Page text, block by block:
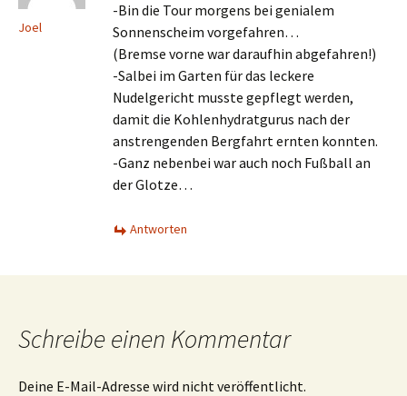
Joel
-Bin die Tour morgens bei genialem
Sonnenscheim vorgefahren…
(Bremse vorne war daraufhin abgefahren!)
-Salbei im Garten für das leckere
Nudelgericht musste gepflegt werden,
damit die Kohlenhydratgurus nach der
anstrengenden Bergfahrt ernten konnten.
-Ganz nebenbei war auch noch Fußball an
der Glotze…
Antworten
Schreibe einen Kommentar
Deine E-Mail-Adresse wird nicht veröffentlicht.